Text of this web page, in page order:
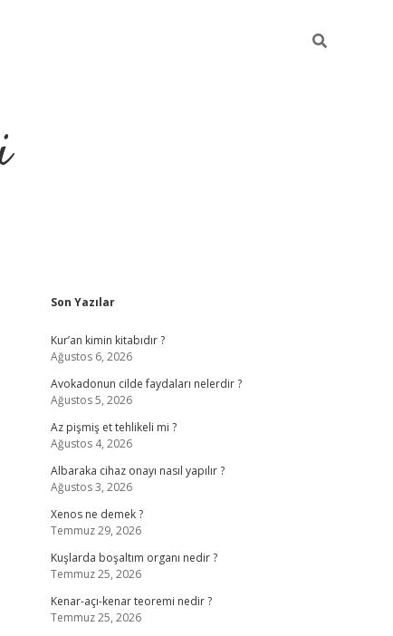
Sidebar
Son Yazılar
Kur’an kimin kitabıdır ?
Ağustos 6, 2026
Avokadonun cilde faydaları nelerdir ?
Ağustos 5, 2026
Az pişmiş et tehlikeli mi ?
Ağustos 4, 2026
Albaraka cihaz onayı nasıl yapılır ?
Ağustos 3, 2026
Xenos ne demek ?
Temmuz 29, 2026
Kuşlarda boşaltım organı nedir ?
Temmuz 25, 2026
Kenar-açı-kenar teoremi nedir ?
Temmuz 25, 2026